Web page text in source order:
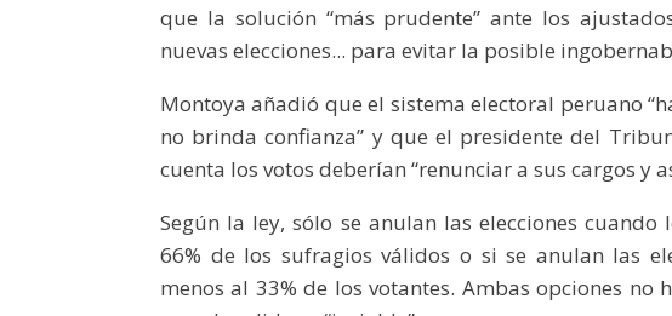
que la solución “más prudente” ante los
nuevas elecciones... para evitar la posible
Montoya añadió que el sistema electoral peruano
no brinda confianza” y que el presidente del
cuenta los votos deberían “renunciar a sus cargos y
Según la ley, sólo se anulan las elecciones
66% de los sufragios válidos o si se anulan las
menos al 33% de los votantes. Ambas opciones